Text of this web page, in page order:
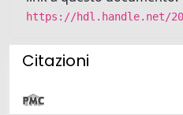
https://hdl.handle.net/
Citazioni